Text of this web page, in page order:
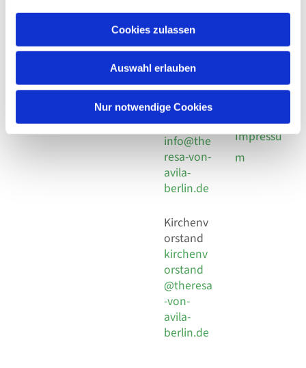
Cookies zulassen
Auswahl erlauben
Nur notwendige Cookies
Kirchengemeinde Pfarrei
Hl. Theresa von Avila Berlin
Nordost
Leitender Pfarrer - Norbert
Pomplun
13086 Berlin
Telefon
+49 30
924 64 28
30 924 54
18
E-Mail
info@the
resa-von-
avila-
berlin.de
Kirchenv
orstand
kirchenv
orstand
@theresa
-von-
avila-
berlin.de
Datensch
Datensch
Social
Impressu
m